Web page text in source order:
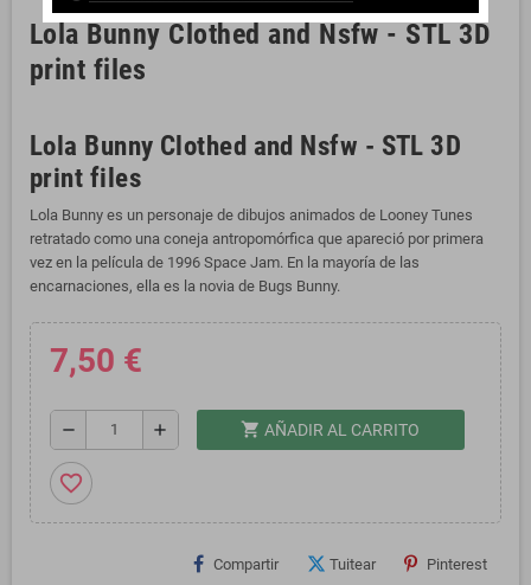
Lola Bunny Clothed and Nsfw - STL 3D
print files
Lola Bunny Clothed and Nsfw - STL 3D
print files
Lola Bunny es un personaje de dibujos animados de Looney Tunes
retratado como una coneja antropomórfica que apareció por primera
vez en la película de 1996 Space Jam.​ En la mayoría de las
encarnaciones, ella es la novia de Bugs Bunny.
7,50 €
remove add shopping_cart AÑADIR AL CARRITO
favorite_border
Compartir Tuitear Pinterest